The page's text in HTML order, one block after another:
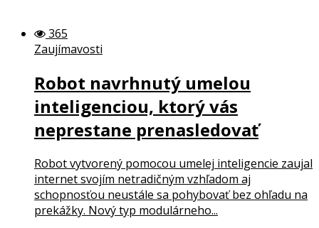
365
Zaujímavosti
Robot navrhnutý umelou
inteligenciou, ktorý vás
neprestane prenasledovať
Robot vytvorený pomocou umelej inteligencie zaujal
internet svojím netradičným vzhľadom aj
schopnosťou neustále sa pohybovať bez ohľadu na
prekážky. Nový typ modulárneho...